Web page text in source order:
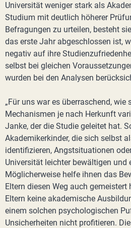
Universität weniger stark als
Studium mit deutlich höherer
Befragungen zu urteilen, besteht
das erste Jahr abgeschlossen ist,
negativ auf ihre
selbst bei gleichen
wurden bei den Analysen
„Für uns war es überraschend,
Mechanismen je nach Herkunft
Janke, der die Studie geleitet hat.
Akademikerkinder, die sich selbst
identifizieren, Angstsituationen
Universität leichter bewältigen und
Möglicherweise helfe ihnen das
Eltern diesen Weg auch gemeistert
Eltern keine akademische
einem solchen psychologischen
Unsicherheiten nicht profitieren.